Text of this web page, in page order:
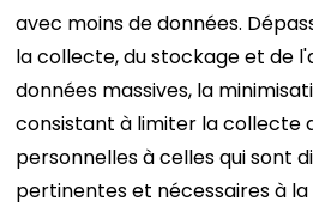
avec moins de données.
la collecte, du stockage et de
données massives, la
consistant à limiter la collecte
personnelles à celles qui sont
pertinentes et nécessaires à